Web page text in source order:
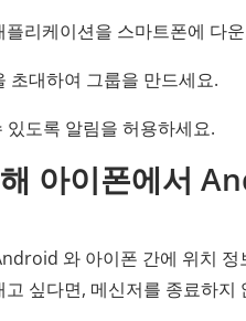
리케이션을 스마트폰에 다
초대하여 그룹을 만드세요.
도록 알림을 허용하세요.
아이폰에서
와 아이폰 간에 위치 정
싶다면, 메신저를 종료하지